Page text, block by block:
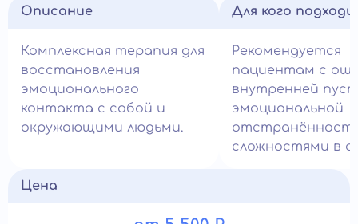
Описание
Комплексная терапия для
восстановления
эмоционального
контакта с собой и
окружающими людьми.
Для кого
Рекомендуется
пациентам с
внутренней
эмоциональной
сложностями в
Цена